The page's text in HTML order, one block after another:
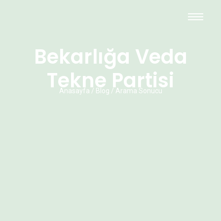
Bekarlığa Veda
Tekne Partisi
Anasayfa / Blog / Arama Sonucu